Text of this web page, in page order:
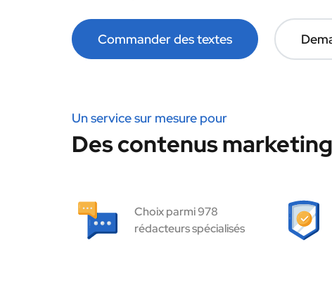
Commander des textes
Un service sur mesure pour
Des contenus
Choix parmi 978
rédacteurs spécialisés